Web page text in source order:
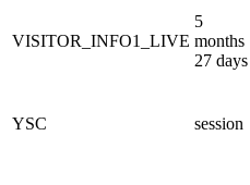
VISITOR_INFO1_LIVE
5
months
27 days
YSC session